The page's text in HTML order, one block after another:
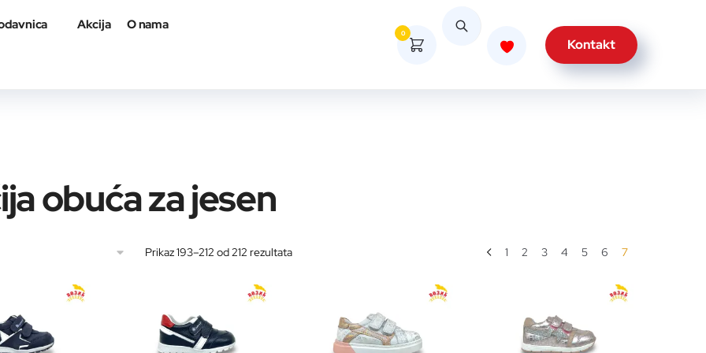
Akcija O nama
0
Kontakt
obuća za jesen
Prikaz 193–212 od 212 rezultataSortirano
1 2 3 4 5 6 7